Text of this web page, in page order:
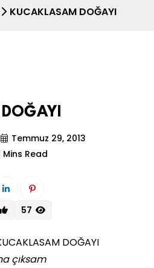
KUCAKLASAM DOĞAYI
Temmuz 29, 2013
Mins Read
57
DOĞAYI
çıksam